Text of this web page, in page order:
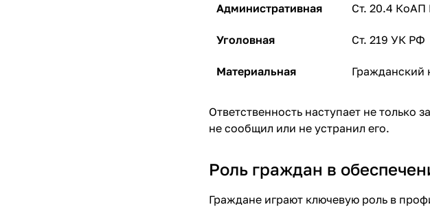
Административная Ст. 20.4 КоАП
Уголовная Ст. 219 УК РФ
Материальная Гражданский
Ответственность наступает не только
не сообщил или не устранил его.
Роль граждан в
Граждане играют ключевую роль в